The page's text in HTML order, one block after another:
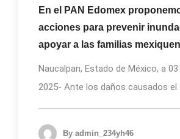
En el PAN Edomex
acciones para prevenir
apoyar a las familias
Naucalpan, Estado de México, a
2025- Ante los daños causados el
By admin_234yh46